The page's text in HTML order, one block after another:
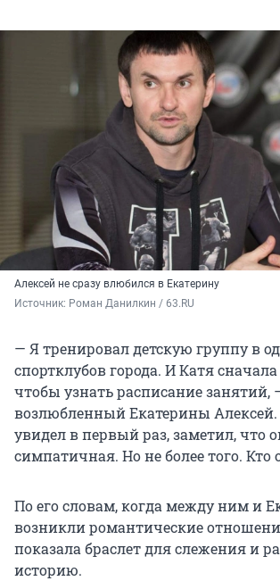
Алексей не сразу влюбился в Екатерину
Источник: Роман Данилкин / 63.RU
— Я тренировал детскую группу в
спортклубов города. И Катя
чтобы узнать расписание занятий,
возлюбленный Екатерины Алексей.
увидел в первый раз, заметил, что
симпатичная. Но не более того. Кто
По его словам, когда между ним и
возникли романтические
показала браслет для слежения и
историю.